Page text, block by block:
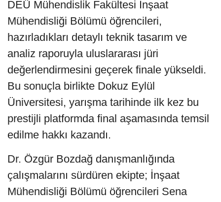
DEÜ Mühendislik Fakültesi İnşaat
Mühendisliği Bölümü öğrencileri,
hazırladıkları detaylı teknik tasarım ve
analiz raporuyla uluslararası jüri
değerlendirmesini geçerek finale yükseldi.
Bu sonuçla birlikte Dokuz Eylül
Üniversitesi, yarışma tarihinde ilk kez bu
prestijli platformda final aşamasında temsil
edilme hakkı kazandı.
Dr. Özgür Bozdağ danışmanlığında
çalışmalarını sürdüren ekipte; İnşaat
Mühendisliği Bölümü öğrencileri Sena